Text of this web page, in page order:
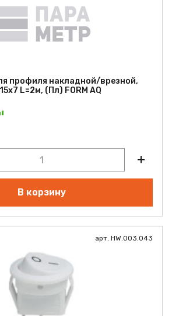
профиля накладной/врезной,
L=2м, (Пл) FORM AQ
В корзину
арт. HW.003.043